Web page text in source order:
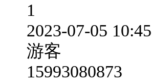
1
2023-07-05
游客
15993080873